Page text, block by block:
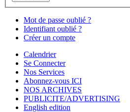
Mot de passe oublié ?
Identifiant oublié ?
Créer un compte
Calendrier
Se Connecter
Nos Services
Abonnez-vous ICI
NOS ARCHIVES
PUBLICITE/ADVERTISING
English edition